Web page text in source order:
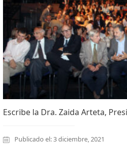
Escribe la Dra. Zaida Arteta,
Publicado el: 3 diciembre, 2021